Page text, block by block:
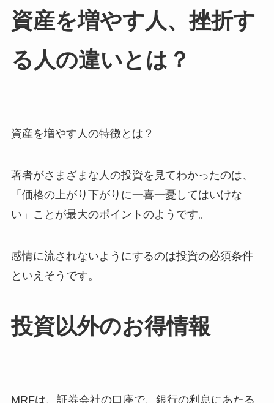
資産を増やす人、挫折す
る人の違いとは？
資産を増やす人の特徴とは？
著者がさまざまな人の投資を見てわかったのは、
「価格の上がり下がりに一喜一憂してはいけな
い」ことが最大のポイントのようです。
感情に流されないようにするのは投資の必須条件
といえそうです。
投資以外のお得情報
MRFは、証券会社の口座で、銀行の利息にあたる